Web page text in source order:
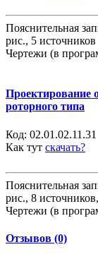
Пояснительная
рис., 5 источников
Чертежи (в
Проектирование
роторного типа
Код: 02.01.02.11.31
Как тут скачать?
Пояснительная
рис., 8
Чертежи (в
Отзывов (0)